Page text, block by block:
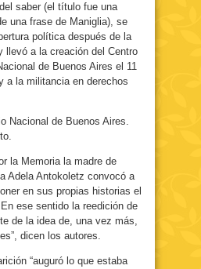
saber (el título fue una
una frase de Maniglia), se
política después de la
llevó a la creación del Centro
de Buenos Aires el 11
a la militancia en derechos
Nacional de Buenos Aires.
la Memoria la madre de
Adela Antokoletz convocó a
en sus propias historias el
ese sentido la reedición de
de la idea de, una vez más,
dicen los autores.
“auguró lo que estaba